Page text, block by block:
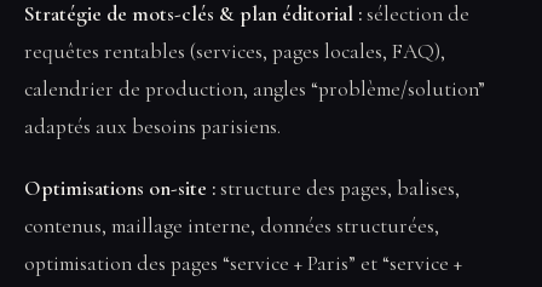
Stratégie de mots-clés & plan éditorial :sélection de
requêtes rentables (services, pages locales, FAQ),
calendrier de production, angles “problème/solution”
adaptés aux besoins parisiens.
Optimisations on-site :structure des pages, balises,
contenus, maillage interne, données structurées,
optimisation des pages “service + Paris” et “service +